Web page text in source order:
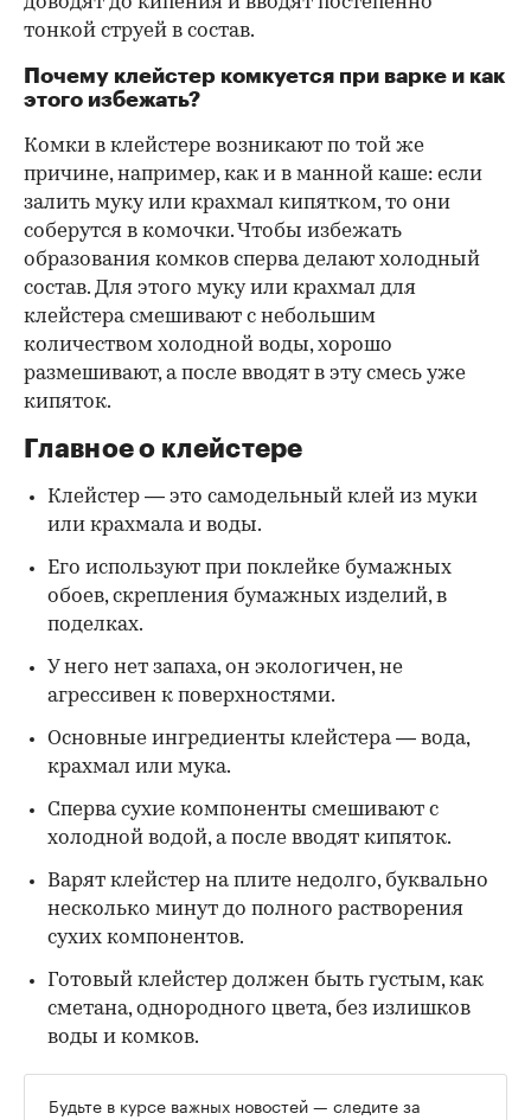
тонкой струей в состав.
Почему клейстер комкуется при варке и как
этого избежать?
Комки в клейстере возникают по той же
причине, например, как и в манной каше: если
залить муку или крахмал кипятком, то они
соберутся в комочки. Чтобы избежать
образования комков сперва делают холодный
состав. Для этого муку или крахмал для
клейстера смешивают с небольшим
количеством холодной воды, хорошо
размешивают, а после вводят в эту смесь уже
кипяток.
Главное о клейстере
Клейстер — это самодельный клей из муки
или крахмала и воды.
Его используют при поклейке бумажных
обоев, скрепления бумажных изделий, в
поделках.
У него нет запаха, он экологичен, не
агрессивен к поверхностями.
Основные ингредиенты клейстера — вода,
крахмал или мука.
Сперва сухие компоненты смешивают с
холодной водой, а после вводят кипяток.
Варят клейстер на плите недолго, буквально
несколько минут до полного растворения
сухих компонентов.
Готовый клейстер должен быть густым, как
сметана, однородного цвета, без излишков
воды и комков.
Будьте в курсе важных новостей — следите за